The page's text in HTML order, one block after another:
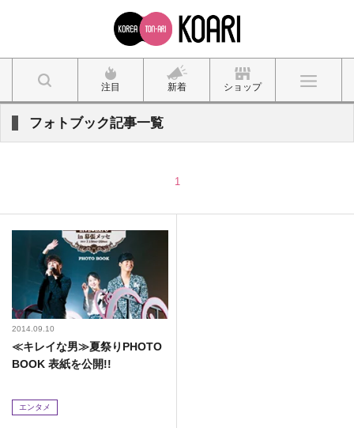
注目 新着 ショップ
フォトブック記事一覧
1
2014.09.10
≪キレイな男≫夏祭りPHOTO
BOOK 表紙を公開!!
エンタメ